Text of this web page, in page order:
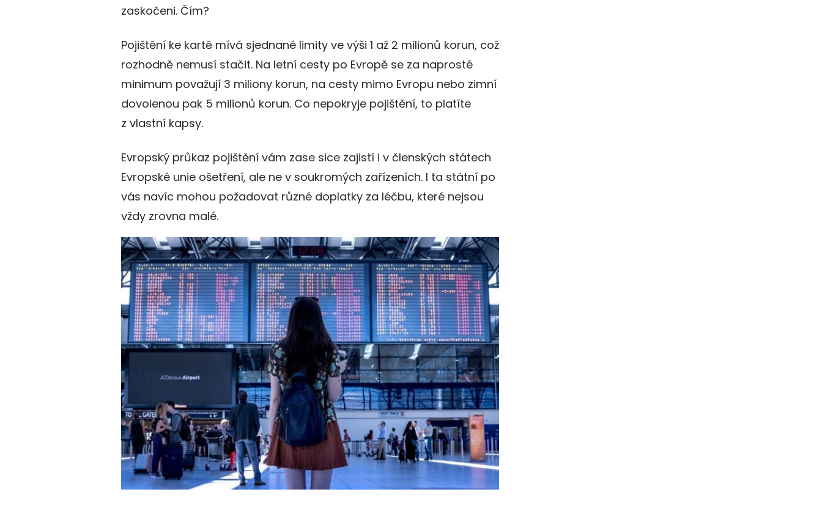
zaskočeni. Čím?
Pojištění ke kartě mívá sjednané limity ve výši 1 až 2 milionů korun, což
rozhodně nemusí stačit. Na letní cesty po Evropě se za naprosté
minimum považují 3 miliony korun, na cesty mimo Evropu nebo zimní
dovolenou pak 5 milionů korun. Co nepokryje pojištění, to platíte
z vlastní kapsy.
Evropský průkaz pojištění vám zase sice zajistí i v členských státech
Evropské unie ošetření, ale ne v soukromých zařízeních. I ta státní po
vás navíc mohou požadovat různé doplatky za léčbu, které nejsou
vždy zrovna malé.